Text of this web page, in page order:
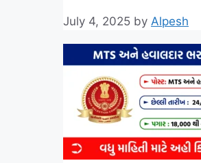
July 4, 2025 by Alpesh